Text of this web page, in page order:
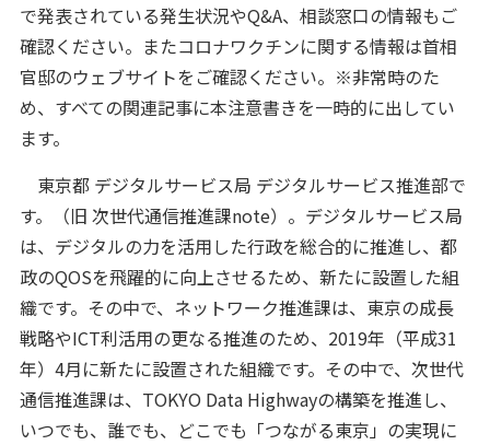
で発表されている発生状況やQ&A、相談窓口の情報もご
確認ください。またコロナワクチンに関する情報は首相
官邸のウェブサイトをご確認ください。※非常時のた
め、すべての関連記事に本注意書きを一時的に出してい
ます。
東京都 デジタルサービス局 デジタルサービス推進部で
す。（旧 次世代通信推進課note）。デジタルサービス局
は、デジタルの力を活用した行政を総合的に推進し、都
政のQOSを飛躍的に向上させるため、新たに設置した組
織です。その中で、ネットワーク推進課は、東京の成長
戦略やICT利活用の更なる推進のため、2019年（平成31
年）4月に新たに設置された組織です。その中で、次世代
通信推進課は、TOKYO Data Highwayの構築を推進し、
いつでも、誰でも、どこでも「つながる東京」の実現に